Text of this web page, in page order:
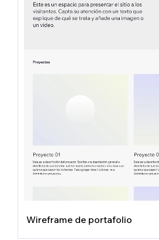
Wireframe de portafolio